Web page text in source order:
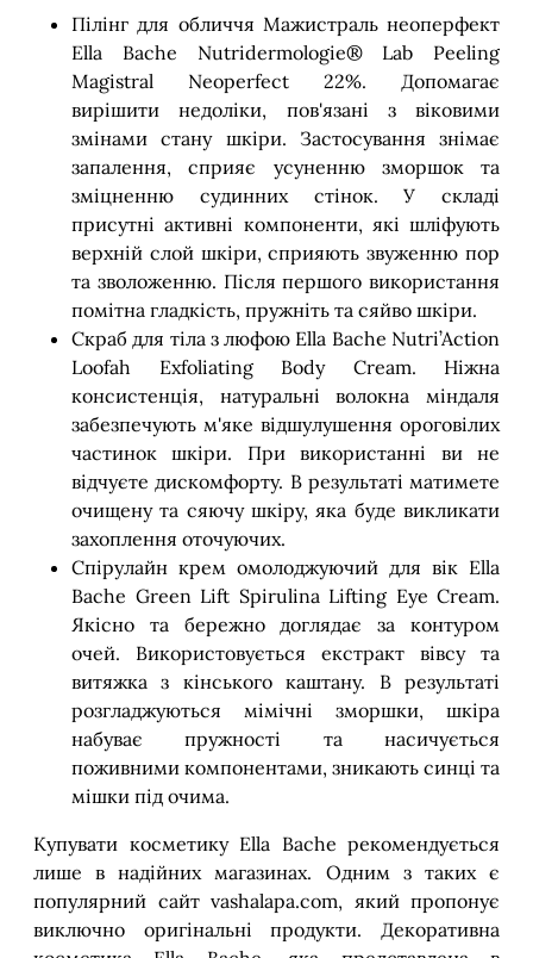
Пілінг для обличчя Мажистраль неоперфект
Ella Bache Nutridermologie® Lab Peeling
Magistral Neoperfect 22%. Допомагає
вирішити недоліки, пов'язані з віковими
змінами стану шкіри. Застосування знімає
запалення, сприяє усуненню зморшок та
зміцненню судинних стінок. У складі
присутні активні компоненти, які шліфують
верхній слой шкіри, сприяють звуженню пор
та зволоженню. Після першого використання
помітна гладкість, пружніть та сяйво шкіри.
Скраб для тіла з люфою Ella Bache Nutri’Action
Loofah Exfoliating Body Cream. Ніжна
консистенція, натуральні волокна міндаля
забезпечують м'яке відшулушення ороговілих
частинок шкіри. При використанні ви не
відчуєте дискомфорту. В результаті матимете
очищену та сяючу шкіру, яка буде викликати
захоплення оточуючих.
Спірулайн крем омолоджуючий для вік Ella
Bache Green Lift Spirulina Lifting Eye Cream.
Якісно та бережно доглядає за контуром
очей. Використовується екстракт вівсу та
витяжка з кінського каштану. В результаті
розгладжуються мімічні зморшки, шкіра
набуває пружності та насичується
поживними компонентами, зникають синці та
мішки під очима.
Купувати косметику Ella Bache рекомендується
лише в надійних магазинах. Одним з таких є
популярний сайт vashalapa.com, який пропонує
виключно оригінальні продукти. Декоративна